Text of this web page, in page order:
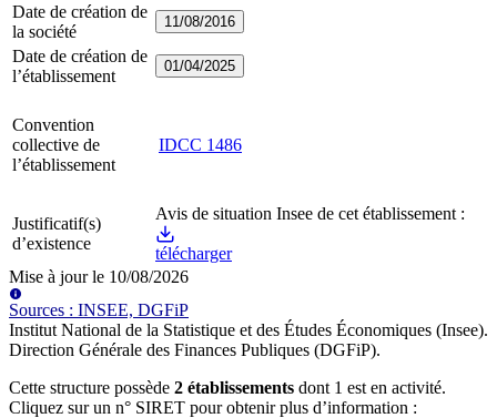
Date de création de
la société
11/08/2016
Date de création de
l’établissement
01/04/2025
Convention
collective de
l’établissement
IDCC 1486
Justificatif(s)
d’existence
Avis de situation Insee de cet établissement :
télécharger
Mise à jour le 10/08/2026
Sources : INSEE, DGFiP
Institut National de la Statistique et des Études Économiques (Insee).
Direction Générale des Finances Publiques (DGFiP).
Cette structure possède 2 établissements dont 1 est en activité.
Cliquez sur un n° SIRET pour obtenir plus d’information :